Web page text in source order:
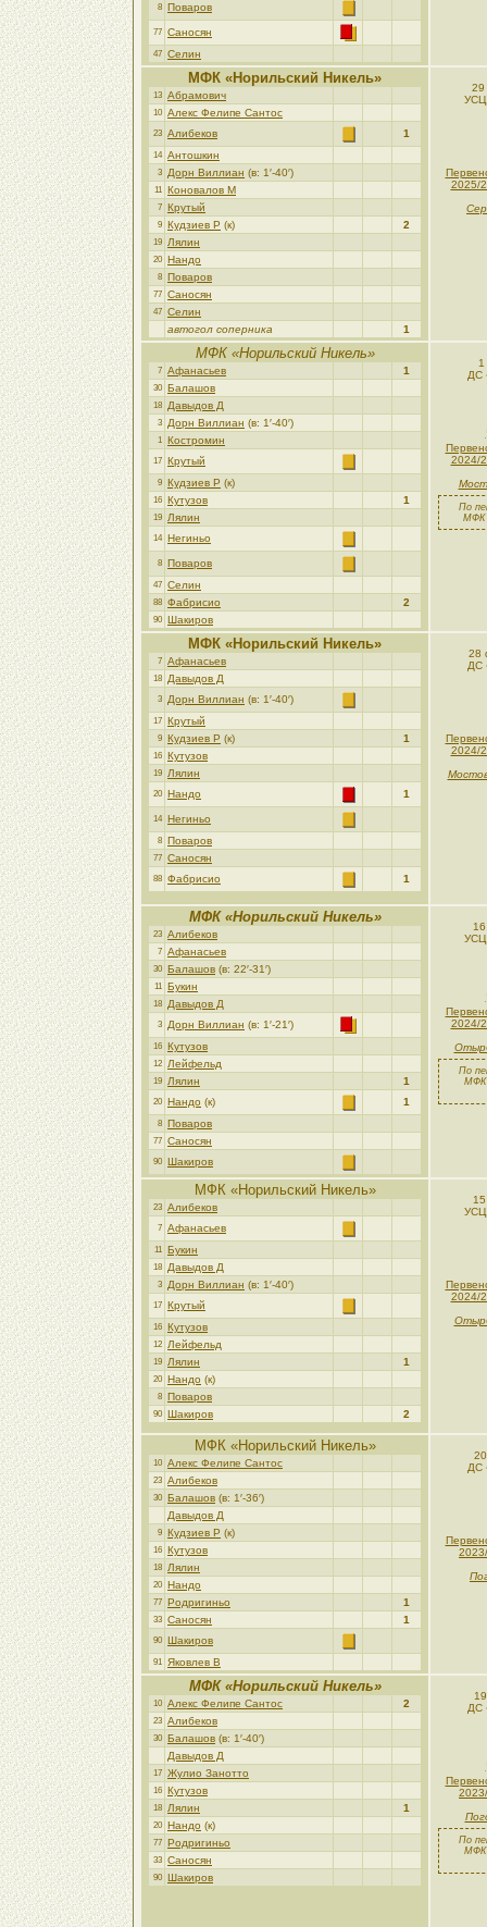
8 Поваров
77 Саносян
47 Селин
МФК «Норильский Никель»
13 Абрамович
10 Алекс Фелипе Сантос
23 Алибеков 1
14 Антошкин
3 Дорн Виллиан (в: 1′-40′)
11 Коновалов М
7 Крутый
9 Кудзиев Р (к) 2
19 Лялин
20 Нандо
8 Поваров
77 Саносян
47 Селин
автогол соперника
1
29
УСЦ
2025/
МФК «Норильский Никель»
7 Афанасьев 1
30 Балашов
18 Давыдов Д
3 Дорн Виллиан (в: 1′-40′)
1 Костромин
17 Крутый
9 Кудзиев Р (к)
16 Кутузов 1
19 Лялин
14 Негиньо
8 Поваров
47 Селин
88 Фабрисио 2
90 Шакиров
ДС
2024/
По
МФК
МФК «Норильский Никель»
7 Афанасьев
18 Давыдов Д
3 Дорн Виллиан (в: 1′-40′)
17 Крутый
9 Кудзиев Р (к) 1
16 Кутузов
19 Лялин
20 Нандо 1
14 Негиньо
8 Поваров
77 Саносян
88 Фабрисио 1
28
ДС
2024/
МФК «Норильский Никель»
23 Алибеков
7 Афанасьев
30 Балашов (в: 22′-31′)
11 Букин
18 Давыдов Д
3 Дорн Виллиан (в: 1′-21′)
16 Кутузов
12 Лейфельд
19 Лялин 1
20 Нандо (к) 1
8 Поваров
77 Саносян
90 Шакиров
УСЦ
2024/
По
МФК
МФК «Норильский Никель»
23 Алибеков
7 Афанасьев
11 Букин
18 Давыдов Д
3 Дорн Виллиан (в: 1′-40′)
17 Крутый
16 Кутузов
12 Лейфельд
19 Лялин 1
20 Нандо (к)
8 Поваров
90 Шакиров 2
УСЦ
2024/
МФК «Норильский Никель»
10 Алекс Фелипе Сантос
23 Алибеков
30 Балашов (в: 1′-36′)
Давыдов Д
9 Кудзиев Р (к)
16 Кутузов
18 Лялин
20 Нандо
77 Родригиньо 1
33 Саносян 1
90 Шакиров
91 Яковлев В
ДС
МФК «Норильский Никель»
10 Алекс Фелипе Сантос 2
23 Алибеков
30 Балашов (в: 1′-40′)
Давыдов Д
17 Жулио Занотто
16 Кутузов
18 Лялин 1
20 Нандо (к)
77 Родригиньо
33 Саносян
90 Шакиров
ДС
По
МФК